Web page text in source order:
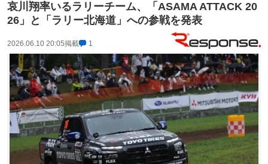
哀川翔率いるラリーチーム、「ASAMA ATTACK 20
26」と「ラリー北海道」への参戦を発表
2026.06.10 20:05掲載 1